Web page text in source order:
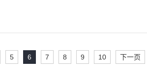
5 6 7 8 9 10 下一页